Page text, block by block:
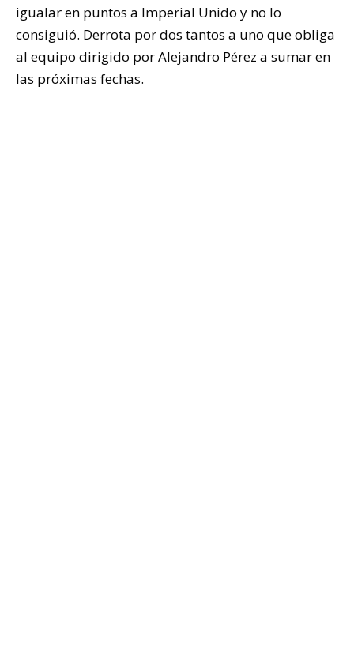
igualar en puntos a Imperial Unido y no lo
consiguió. Derrota por dos tantos a uno que obliga
al equipo dirigido por Alejandro Pérez a sumar en
las próximas fechas.